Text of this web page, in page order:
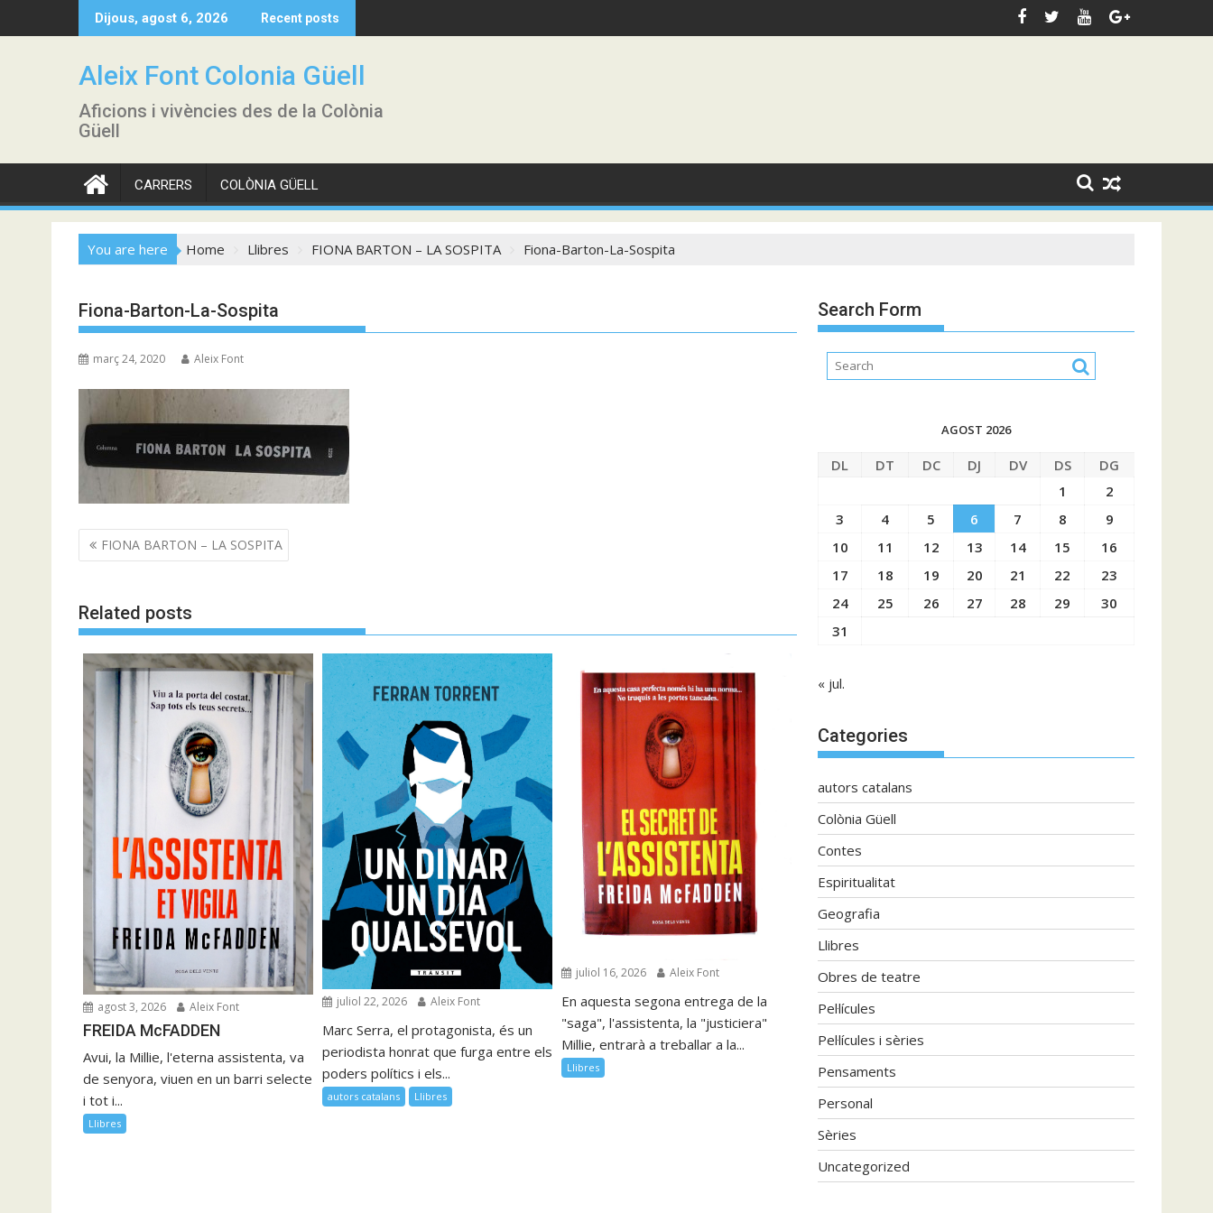
to
Dijous, agost 6, 2026 Recent posts
Aleix Font Colonia Güell
Aficions i vivències des de la Colònia
Güell
CARRERS COLÒNIA GÜELL
You are here Home Llibres FIONA BARTON – LA SOSPITA Fiona-Barton-La-Sospita
Fiona-Barton-La-Sospita
març 24, 2020 Aleix Font
Navegació
d'entrades
FIONA BARTON – LA SOSPITA
Related posts
agost 3, 2026 Aleix Font
FREIDA McFADDEN
Avui, la Millie, l'eterna assistenta, va
de senyora, viuen en un barri selecte
i tot i...
Llibres
juliol 22, 2026 Aleix Font
Marc Serra, el protagonista, és un
periodista honrat que furga entre els
poders polítics i els...
autors catalans Llibres
juliol 16, 2026 Aleix Font
En aquesta segona entrega de la
"saga", l'assistenta, la "justiciera"
Millie, entrarà a treballar a la...
Llibres
Search Form
AGOST 2026
DL DT DC DJ DV DS
DG
1
2
3
4 5 6 7 8
9
10
11 12 13 14 15
16
17
18 19 20 21 22
23
24
25 26 27 28 29
30
31
« jul.
Categories
autors catalans
Colònia Güell
Contes
Espiritualitat
Geografia
Llibres
Obres de teatre
Pel·lícules
Pel·lícules i sèries
Pensaments
Personal
Sèries
Uncategorized